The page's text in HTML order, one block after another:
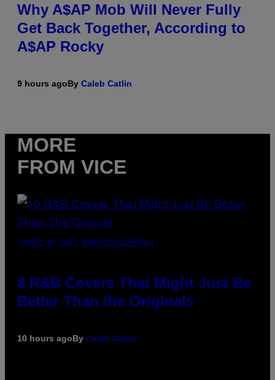
Why A$AP Mob Will Never Fully
Get Back Together, According to
A$AP Rocky
9 hours agoBy Caleb Catlin
MORE
FROM VICE
(PHOTO BY EBET ROBERTS/REDFERNS)
8 R&B Covers That Might Just Be
Better Than the Originals
10 hours agoBy Caleb Catlin